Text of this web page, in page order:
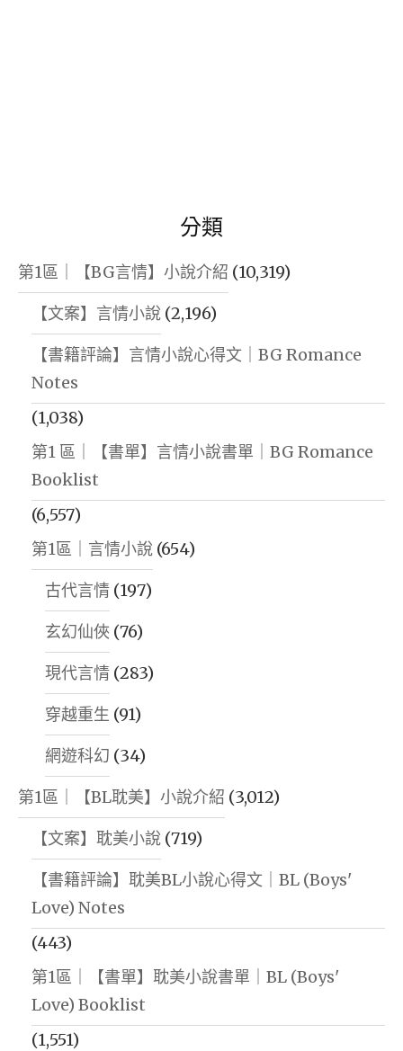
分類
第1區｜【BG言情】小說介紹 (10,319)
【文案】言情小說 (2,196)
【書籍評論】言情小說心得文｜BG Romance
Notes
(1,038)
第1 區｜【書單】言情小說書單｜BG Romance
Booklist
(6,557)
第1區｜言情小說 (654)
古代言情 (197)
玄幻仙俠 (76)
現代言情 (283)
穿越重生 (91)
網遊科幻 (34)
第1區｜【BL耽美】小說介紹 (3,012)
【文案】耽美小說 (719)
【書籍評論】耽美BL小說心得文｜BL (Boys'
Love) Notes
(443)
第1區｜【書單】耽美小說書單｜BL (Boys'
Love) Booklist
(1,551)